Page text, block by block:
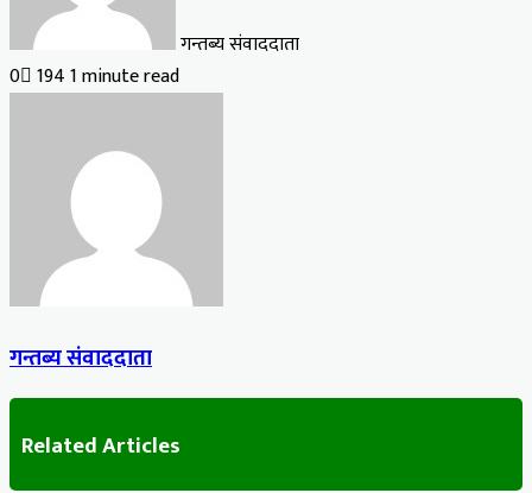
गन्तब्य संवाददाता
0 1941 minute read
गन्तब्य संवाददाता
Related Articles